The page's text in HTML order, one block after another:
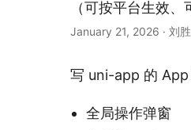
（可按平台生效
January 21, 2026 · 刘胜
写 uni-app 的 App
全局操作弹窗